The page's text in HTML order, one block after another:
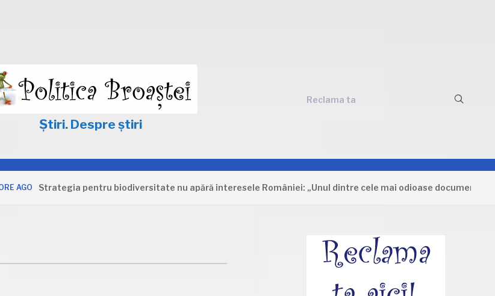
Știri. Despre știri
Reclama ta
Strategia pentru biodiversitate nu apără interesele României: „Unul dintre cele mai odioase documente care au